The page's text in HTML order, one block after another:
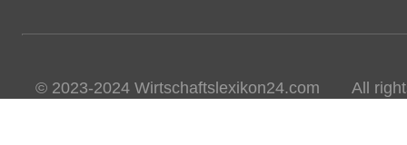
© 2023-2024 Wirtschaftslexikon24.com All